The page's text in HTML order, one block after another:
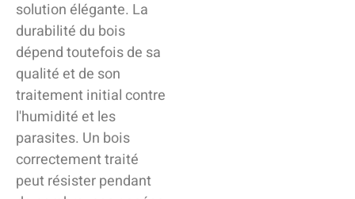
solution élégante. La
durabilité du bois
dépend toutefois de sa
qualité et de son
traitement initial contre
l'humidité et les
parasites. Un bois
correctement traité
peut résister pendant